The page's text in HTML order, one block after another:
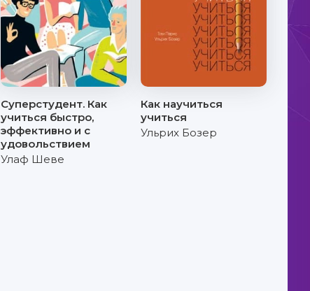
Суперстудент. Как
учиться быстро,
эффективно и с
удовольствием
Улаф Шеве
Как научиться
учиться
Ульрих Бозер